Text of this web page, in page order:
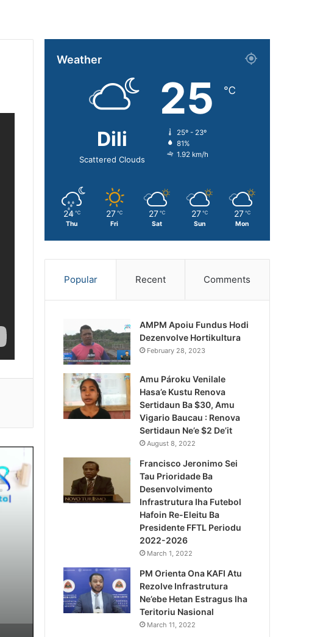
Lei Siberseguransa Ajuda
Kaptura Autór Kriminozu
Estranjeiru
Weather
Dili
Scattered Clouds
25 ℃
25º - 23º
81%
1.92 km/h
24 ℃
Thu
27 ℃
Fri
27 ℃
Sat
27 ℃
Sun
27 ℃
Mon
Popular Recent Comments
AMPM Apoiu Fundus Hodi
Dezenvolve Hortikultura
February 28, 2023
Amu Pároku Venilale
Hasa’e Kustu Renova
Sertidaun Ba $30, Amu
Vigario Baucau : Renova
Sertidaun Ne’e $2 De’it
August 8, 2022
Francisco Jeronimo Sei
Tau Prioridade Ba
Desenvolvimento
Infrastrutura Iha Futebol
Hafoin Re-Eleitu Ba
Presidente FFTL Periodu
2022-2026
March 1, 2022
PM Orienta Ona KAFI Atu
Rezolve Infrastrutura
Ne’ebe Hetan Estragus Iha
Teritoriu Nasional
March 11, 2022